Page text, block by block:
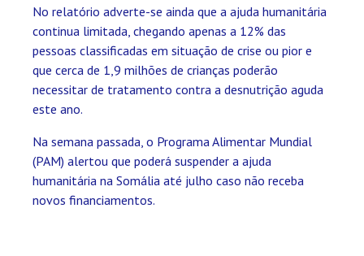
No relatório adverte-se ainda que a ajuda humanitária
continua limitada, chegando apenas a 12% das
pessoas classificadas em situação de crise ou pior e
que cerca de 1,9 milhões de crianças poderão
necessitar de tratamento contra a desnutrição aguda
este ano.
Na semana passada, o Programa Alimentar Mundial
(PAM) alertou que poderá suspender a ajuda
humanitária na Somália até julho caso não receba
novos financiamentos.